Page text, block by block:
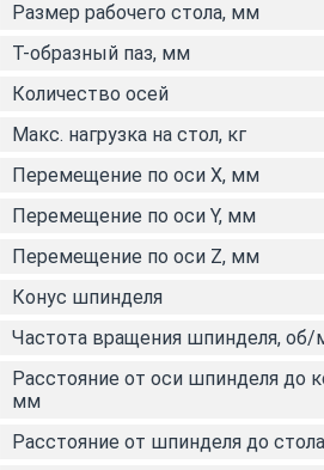
Размер рабочего стола, мм
Т-образный паз, мм
Количество осей
Макс. нагрузка на стол, кг
Перемещение по оси Х, мм
Перемещение по оси Y, мм
Перемещение по оси Z, мм
Конус шпинделя
Частота вращения шпинделя, об/
Расстояние от оси шпинделя до
мм
Расстояние от шпинделя до